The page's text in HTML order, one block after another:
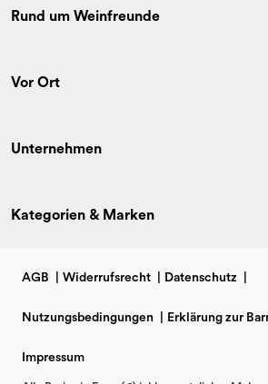
Rund um Weinfreunde
Vor Ort
Unternehmen
Kategorien & Marken
AGB Widerrufsrecht Datenschutz
Nutzungsbedingungen Erklärung zur
Impressum